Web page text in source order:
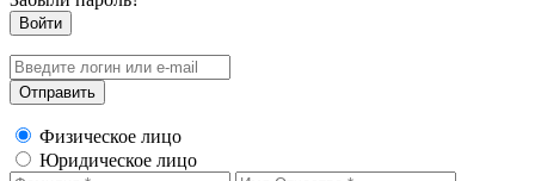
Физическое лицо
Юридическое лицо